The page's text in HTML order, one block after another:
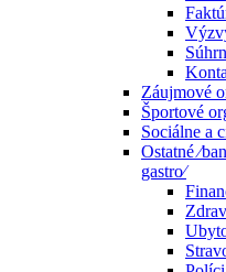
Záujmové
Športové
Sociálne a
Ostatné
gastro⁄